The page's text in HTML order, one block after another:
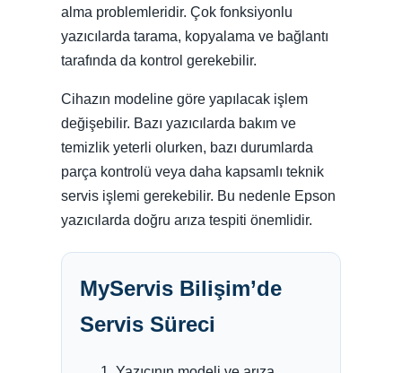
alma problemleridir. Çok fonksiyonlu
yazıcılarda tarama, kopyalama ve bağlantı
tarafında da kontrol gerekebilir.
Cihazın modeline göre yapılacak işlem
değişebilir. Bazı yazıcılarda bakım ve
temizlik yeterli olurken, bazı durumlarda
parça kontrolü veya daha kapsamlı teknik
servis işlemi gerekebilir. Bu nedenle Epson
yazıcılarda doğru arıza tespiti önemlidir.
MyServis Bilişim’de
Servis Süreci